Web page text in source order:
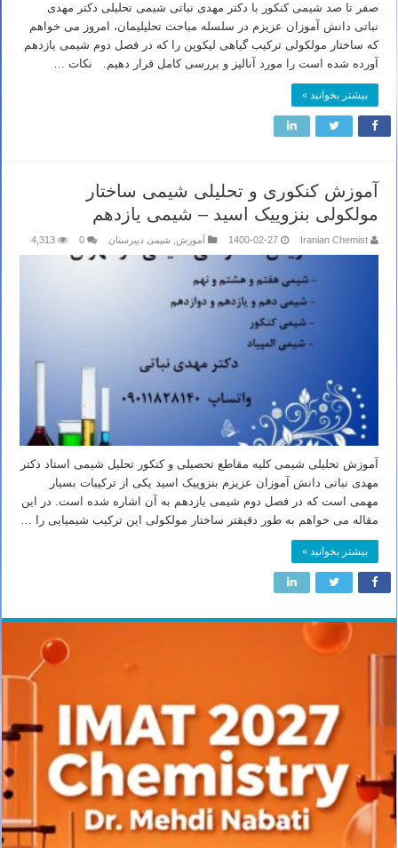
صفر تا صد شیمی کنکور با دکتر مهدی نباتی شیمی تحلیلی دکتر مهدی
نباتی دانش آموزان عزیزم در سلسله مباحث تحلیلیمان، امروز می خواهم
که ساختار مولکولی ترکیب گیاهی لیکوپن را که در فصل دوم شیمی یازدهم
آورده شده است را مورد آنالیز و بررسی کامل قرار دهیم. نکات …
بیشتر بخوانید »
آموزش کنکوری و تحلیلی شیمی ساختار
مولکولی بنزوییک اسید – شیمی یازدهم
Iranian Chemist
1400-02-27 آموزش شیمی دبیرستان 0
4,313
آموزش تحلیلی شیمی کلیه مقاطع تحصیلی و کنکور تحلیل شیمی استاد دکتر
مهدی نباتی دانش آموزان عزیزم بنزوییک اسید یکی از ترکیبات بسیار
مهمی است که در فصل دوم شیمی یازدهم به آن اشاره شده است. در این
مقاله می خواهم به طور دقیقتر ساختار مولکولی این ترکیب شیمیایی را …
بیشتر بخوانید »